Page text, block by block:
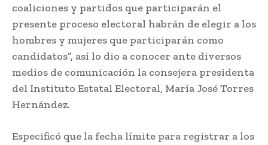
coaliciones y partidos que participarán el
presente proceso electoral habrán de elegir a los
hombres y mujeres que participarán como
candidatos”, así lo dio a conocer ante diversos
medios de comunicación la consejera presidenta
del Instituto Estatal Electoral, María José Torres
Hernández.
Especificó que la fecha límite para registrar a los